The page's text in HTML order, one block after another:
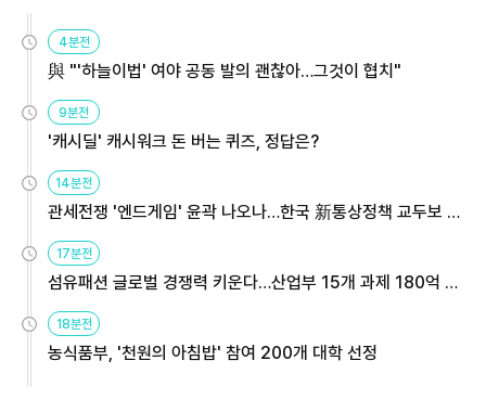
4분전
與 "'하늘이법' 여야 공동 발의 괜찮아…그것이 협치"
9분전
'캐시딜' 캐시워크 돈 버는 퀴즈, 정답은?
14분전
관세전쟁 '엔드게임' 윤곽 나오나…한국 新통상정책 교두보 활
17분전
섬유패션 글로벌 경쟁력 키운다…산업부 15개 과제 180억 지
18분전
농식품부, '천원의 아침밥' 참여 200개 대학 선정